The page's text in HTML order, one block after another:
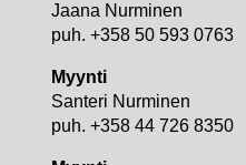
Jaana Nurminen
puh. +358 50 593 0763
Myynti
Santeri Nurminen
puh. +358 44 726 8350